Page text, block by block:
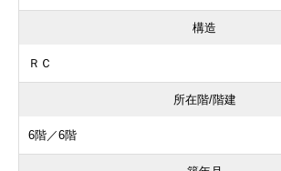
構造
ＲＣ
所在階/階建
6階／6階